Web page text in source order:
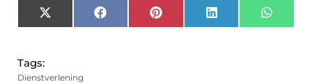
X
(Twitter)
FacebookPinterest LinkedIn
Tags:
Dienstverlening